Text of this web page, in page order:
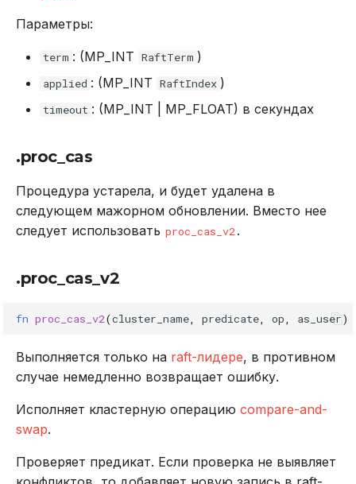
Параметры:
term : (MP_INT RaftTerm )
applied : (MP_INT RaftIndex )
timeout : (MP_INT | MP_FLOAT) в секундах
.proc_cas
Процедура устарела, и будет удалена в
следующем мажорном обновлении. Вместо нее
следует использовать proc_cas_v2.
.proc_cas_v2
fn proc_cas_v2(cluster_name predicate op as_user)
Выполняется только на raft-лидере, в противном
случае немедленно возвращает ошибку.
Исполняет кластерную операцию compare-and-
swap.
Проверяет предикат. Если проверка не выявляет